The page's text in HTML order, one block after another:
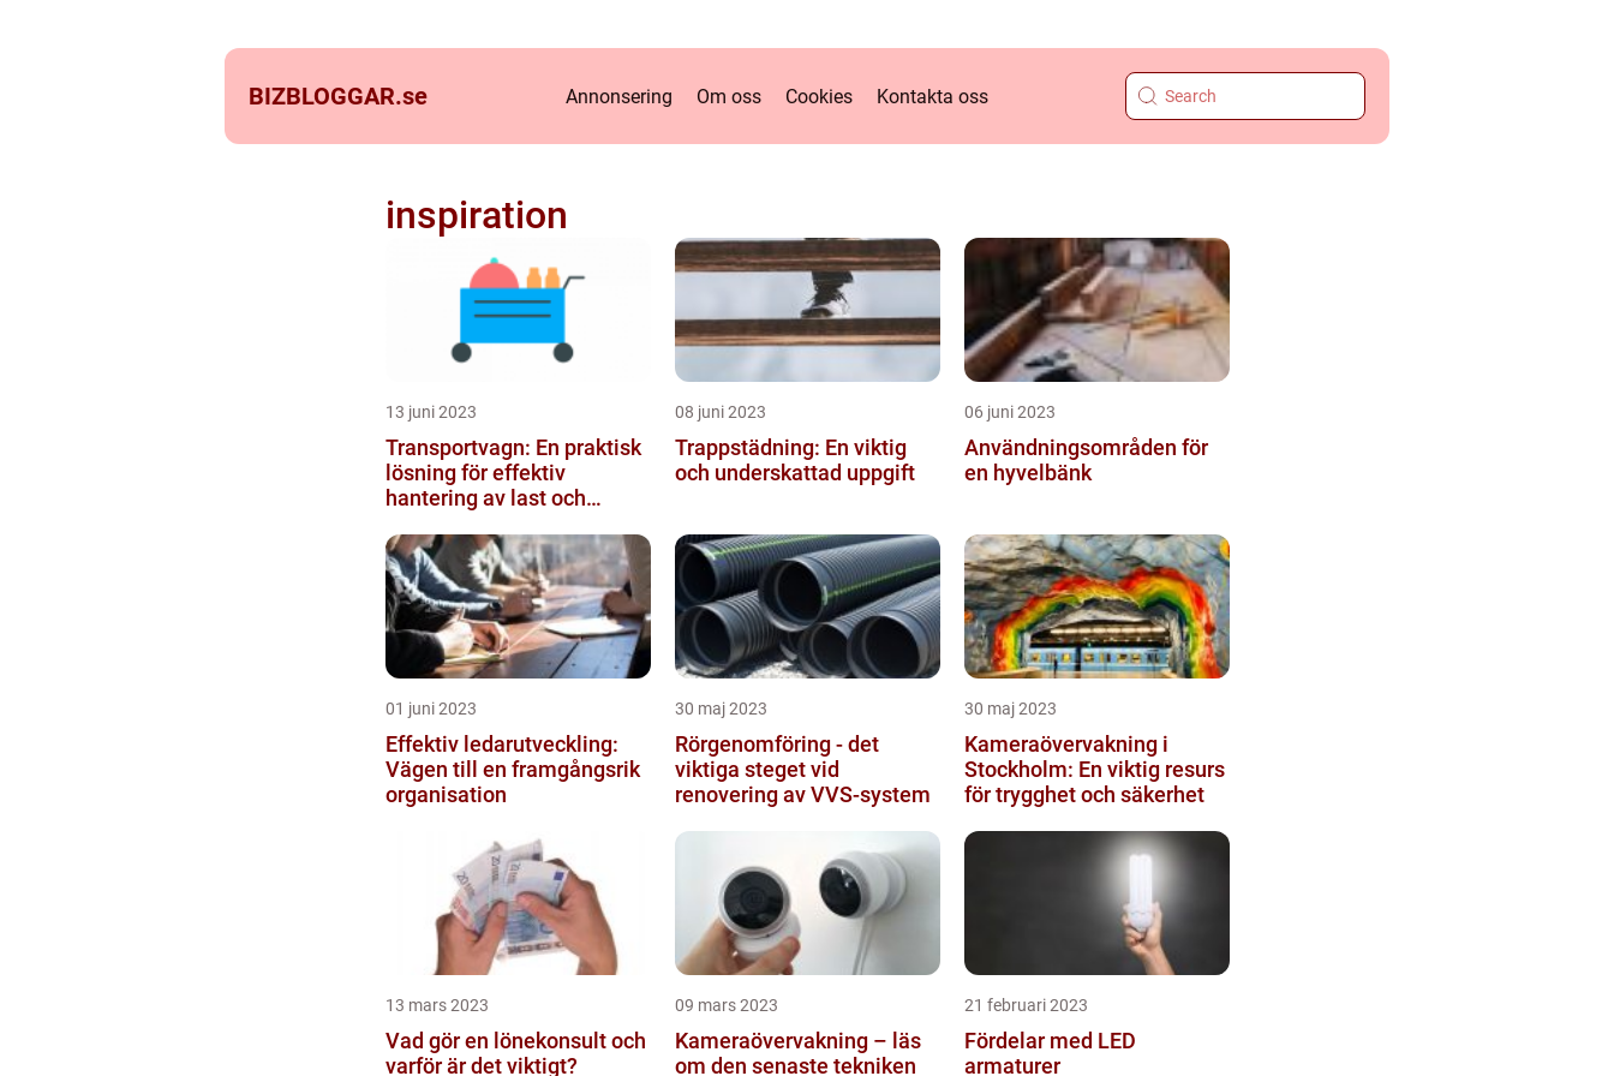
BIZBLOGGAR.se Annonsering Om oss Cookies Kontakta oss
inspiration
13 juni 2023
Transportvagn: En praktisk
lösning för effektiv
hantering av last och
08 juni 2023
Trappstädning: En viktig
och underskattad uppgift
06 juni 2023
Användningsområden för
en hyvelbänk
01 juni 2023
Effektiv ledarutveckling:
Vägen till en framgångsrik
organisation
30 maj 2023
Rörgenomföring - det
viktiga steget vid
renovering av VVS-system
30 maj 2023
Kameraövervakning i
Stockholm: En viktig resurs
för trygghet och säkerhet
13 mars 2023
Vad gör en lönekonsult och
varför är det viktigt?
09 mars 2023
Kameraövervakning – läs
om den senaste tekniken
21 februari 2023
Fördelar med LED
armaturer